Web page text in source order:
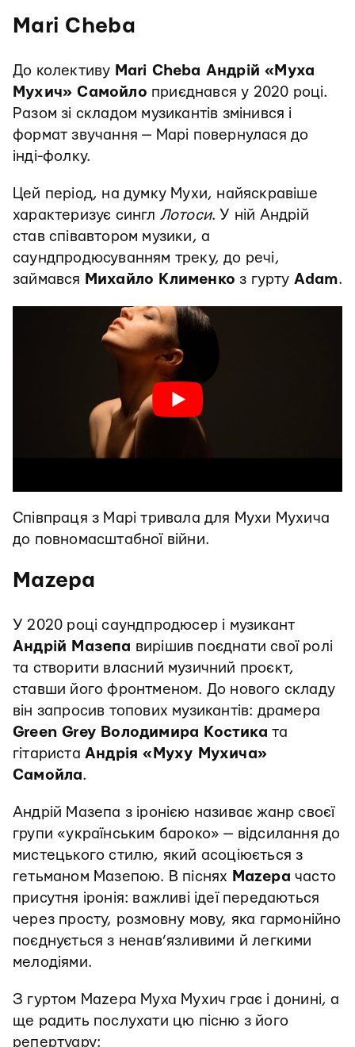
Mari Cheba
До колективу Mari Cheba Андрій «Муха
Мухич» Самойло приєднався у 2020 році.
Разом зі складом музикантів змінився і
формат звучання — Марі повернулася до
інді-фолку.
Цей період, на думку Мухи, найяскравіше
характеризує сингл Лотоси. У ній Андрій
став співавтором музики, а
саундпродюсуванням треку, до речі,
займався Михайло Клименко з гурту Adam.
Співпраця з Марі тривала для Мухи Мухича
до повномасштабної війни.
Mazepa
У 2020 році саундпродюсер і музикант
Андрій Мазепа вирішив поєднати свої ролі
та створити власний музичний проєкт,
ставши його фронтменом. До нового складу
він запросив топових музикантів: драмера
Green Grey Володимира Костика та
гітариста Андрія «Муху Мухича»
Самойла.
Андрій Мазепа з іронією називає жанр своєї
групи «українським бароко» — відсилання до
мистецького стилю, який асоціюється з
гетьманом Мазепою. В піснях Mazepa часто
присутня іронія: важливі ідеї передаються
через просту, розмовну мову, яка гармонійно
поєднується з ненав’язливими й легкими
мелодіями.
З гуртом Mazepa Муха Мухич грає і донині, а
ще радить послухати цю пісню з його
репертуару: